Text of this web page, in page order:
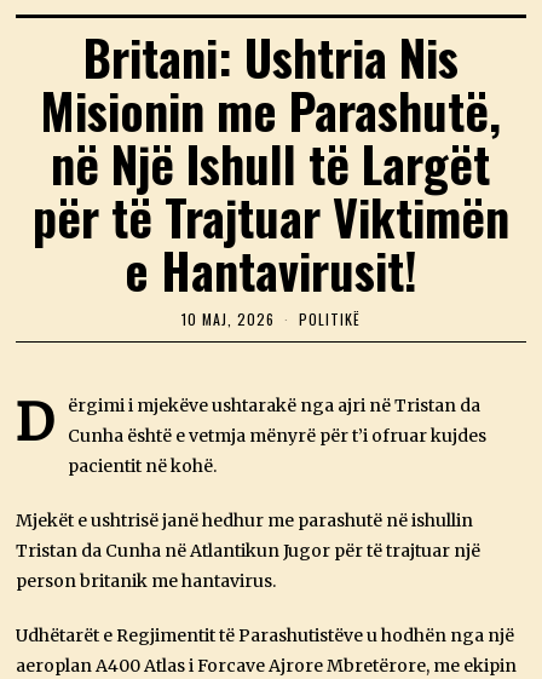
Britani: Ushtria Nis
Misionin me Parashutë,
në Një Ishull të Largët
për të Trajtuar Viktimën
e Hantavirusit!
10 MAJ, 2026
0
J
,
2
POLITIKË
D
ërgimi i mjekëve ushtarakë nga ajri në Tristan da
Cunha është e vetmja mënyrë për t’i ofruar kujdes
pacientit në kohë.
Mjekët e ushtrisë janë hedhur me parashutë në ishullin
Tristan da Cunha në Atlantikun Jugor për të trajtuar një
person britanik me hantavirus.
Udhëtarët e Regjimentit të Parashutistëve u hodhën nga një
aeroplan A400 Atlas i Forcave Ajrore Mbretërore, me ekipin